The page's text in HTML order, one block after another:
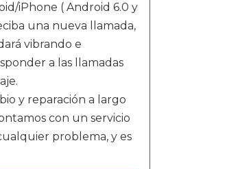
iPhone ( Android 6.0 y
una nueva llamada,
vibrando e
a las llamadas
y reparación a largo
con un servicio
problema, y es